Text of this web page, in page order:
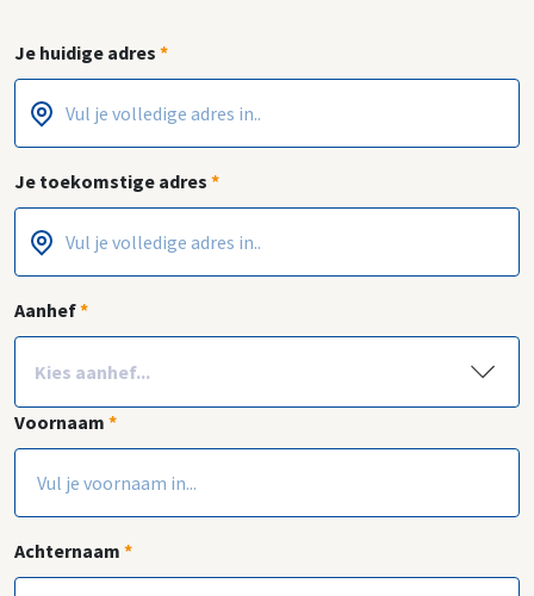
Je huidige adres *
Postcode*
Huisnummer*
Je toekomstige adres *
Postcode*
Huisnummer
Aanhef*
Voornaam *
Achternaam *